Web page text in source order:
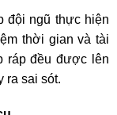
đội ngũ thực hiện
thời gian và tài
ráp đều được lên
ra sai sót.